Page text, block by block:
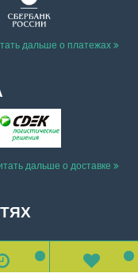
дальше о платежах
дальше о доставке